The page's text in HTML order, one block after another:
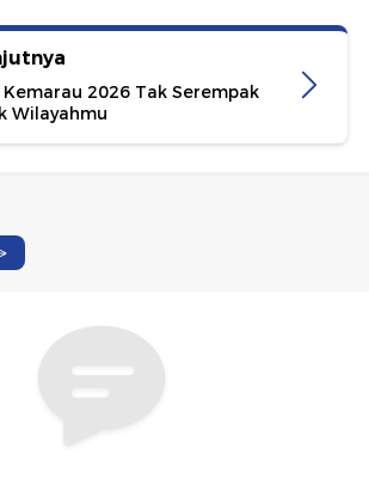
2026 Tak Serempak
Wilayahmu